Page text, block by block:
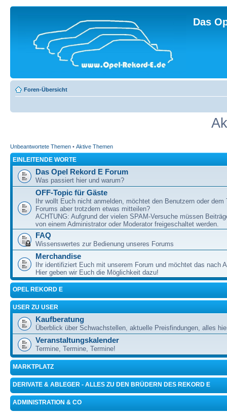
Das
Foren-Übersicht
Unbeantwortete Themen • Aktive Themen
EINLEITENDE WORTE
Das Opel Rekord E Forum
Was passiert hier und warum?
OFF-Topic für Gäste
Ihr wollt Euch nicht anmelden, möchtet den Benutzern oder dem
Forums aber trotzdem etwas mitteilen?
ACHTUNG: Aufgrund der vielen SPAM-Versuche müssen
von einem Administrator oder Moderator freigeschaltet werden.
FAQ
Wissenswertes zur Bedienung unseres Forums
Merchandise
Ihr identifiziert Euch mit unserem Forum und möchtet das nach
Hier geben wir Euch die Möglichkeit dazu!
OPEL REKORD E
USER ZU USER
Kaufberatung
Überblick über Schwachstellen, aktuelle Preisfindungen, alles
Veranstaltungskalender
Termine, Termine, Termine!
MARKTPLATZ
DERIVATE & ABLEGER - ALLES ZU DEN BRÜDERN DES REKORD E
ADMINISTRATION & CO